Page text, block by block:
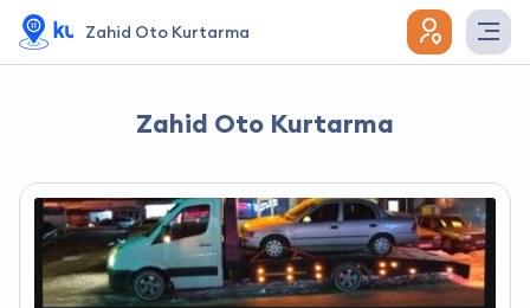
Zahid Oto Kurtarma
Zahid Oto Kurtarma